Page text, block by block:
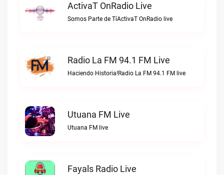
ActivaT OnRadio Live
Somos Parte de TíActivaT OnRadio live
Radio La FM 94.1 FM Live
Haciendo Historia!Radio La FM 94.1 FM live
Utuana FM Live
Utuana FM live
Fayals Radio Live